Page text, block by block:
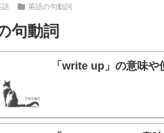
語 英語の句動詞
句動詞
「write up」の意味